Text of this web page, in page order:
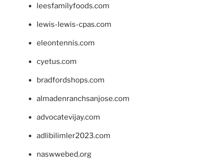
leesfamilyfoods.com
lewis-lewis-cpas.com
eleontennis.com
cyetus.com
bradfordshops.com
almadenranchsanjose.com
advocatevijay.com
adlibilimler2023.com
naswwebed.org